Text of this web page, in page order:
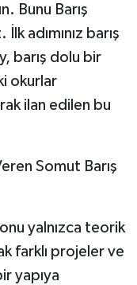
Bunu Barış
adımınız barış
barış dolu bir
okurlar
ilan edilen bu
Somut Barış
yalnızca teorik
farklı projeler ve
yapıya